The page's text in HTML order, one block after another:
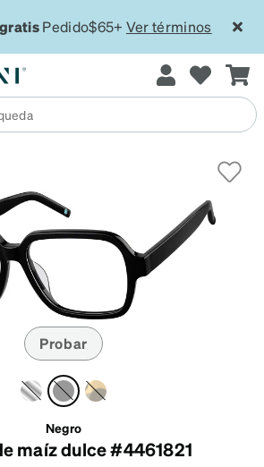
Pedido$65+ Ver términos
Probar
Negro
maíz dulce #4461821